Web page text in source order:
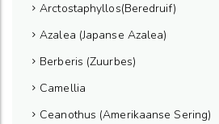
Arctostaphyllos(Beredruif)
Azalea (Japanse Azalea)
Berberis (Zuurbes)
Camellia
Ceanothus (Amerikaanse Sering)